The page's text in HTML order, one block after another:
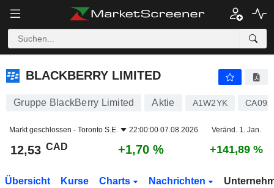
BLACKBERRY LIMITED
BLACKBERRY LIMITED
Gruppe BlackBerry Limited Aktie A1W2YK
Markt geschlossen - Toronto S.E. 22:00:00 07.08.2026 Veränd. 1. Jan.
12,53 CAD +1,70 % +141,89 %
Übersicht Kurse Charts Nachrichten